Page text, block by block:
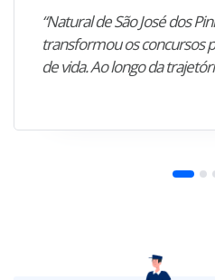
“Natural de São José dos
transformou os concursos
de vida. Ao longo da